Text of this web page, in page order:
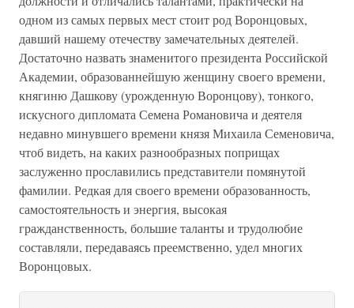
одном из самых первых мест стоит род Воронцовых,
давший нашему отечеству замечательных деятелей.
Достаточно назвать знаменитого президента Российской
Академии, образованнейшую женщину своего времени,
княгиню Дашкову (урожденную Воронцову), тонкого,
искусного дипломата Семена Романовича и деятеля
недавно минувшего времени князя Михаила Семеновича,
чтоб видеть, на каких разнообразных поприщах
заслуженно прославились представители помянутой
фамилии. Редкая для своего времени образованность,
самостоятельность и энергия, высокая
гражданственность, большие таланты и трудолюбие
составляли, передаваясь преемственно, удел многих
Воронцовых.